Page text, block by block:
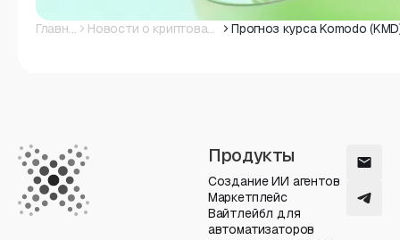
Главная Новости о криптовалюте
Продукты
Создание ИИ агентов
Маркетплейс
Вайтлейбл для
автоматизаторов